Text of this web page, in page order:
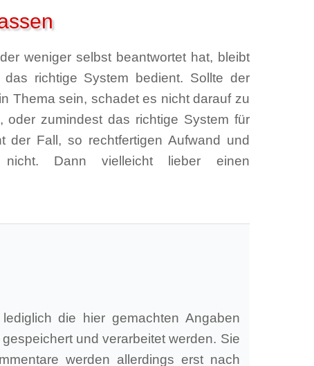
weniger selbst beantwortet hat, bleibt
richtige System bedient. Sollte der
Thema sein, schadet es nicht darauf zu
zumindest das richtige System für
der Fall, so rechtfertigen Aufwand und
nicht. Dann vielleicht lieber einen
die hier gemachten Angaben
und verarbeitet werden. Sie
werden allerdings erst nach